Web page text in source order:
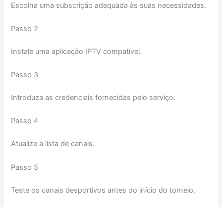
Escolha uma subscrição adequada às suas necessidades.
Passo 2
Instale uma aplicação IPTV compatível.
Passo 3
Introduza as credenciais fornecidas pelo serviço.
Passo 4
Atualize a lista de canais.
Passo 5
Teste os canais desportivos antes do início do torneio.